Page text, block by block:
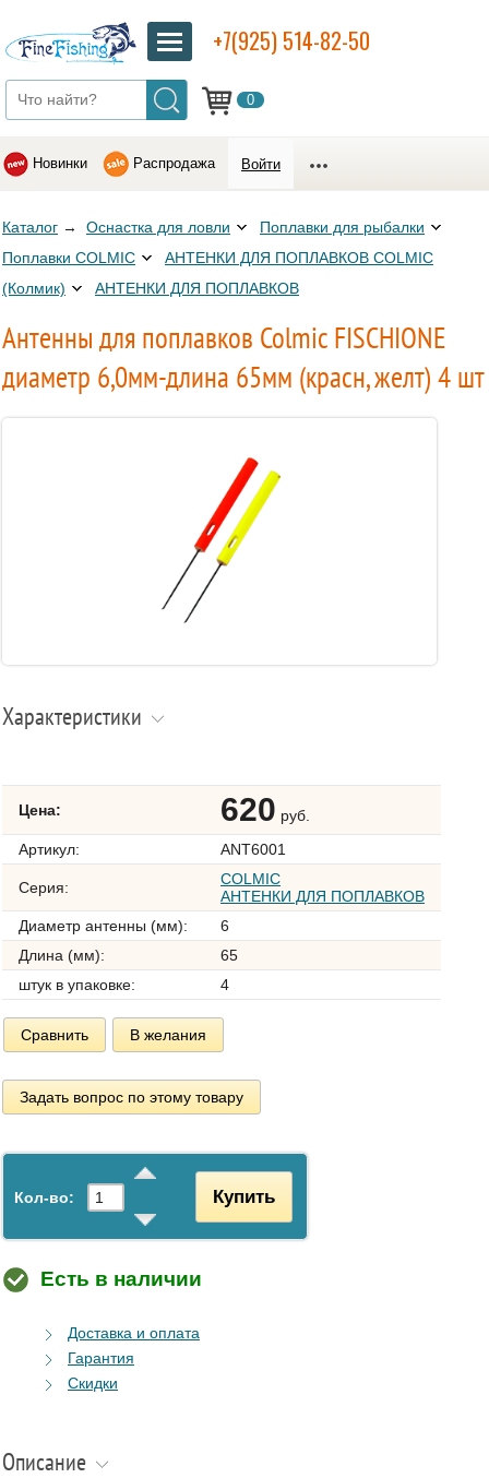
0
+7(925) 514-82-50
Новинки Распродажа Войти
Каталог → Оснастка для ловли
Поплавки для рыбалки
Поплавки COLMIC
АНТЕНКИ ДЛЯ ПОПЛАВКОВ COLMIC
(Колмик)
АНТЕНКИ ДЛЯ ПОПЛАВКОВ
Антенны для поплавков Colmic FISCHIONE
диаметр 6,0мм-длина 65мм (красн, желт) 4 шт
Характеристики
Цена: 620 руб.
Артикул:
ANT6001
Серия:
COLMIC
АНТЕНКИ ДЛЯ ПОПЛАВКОВ
Диаметр антенны (мм):
6
Длина (мм):
65
штук в упаковке:
4
Сравнить В желания
Задать вопрос по этому товару
Кол-во: Купить
Есть в наличии
Доставка и оплата
Гарантия
Скидки
Описание